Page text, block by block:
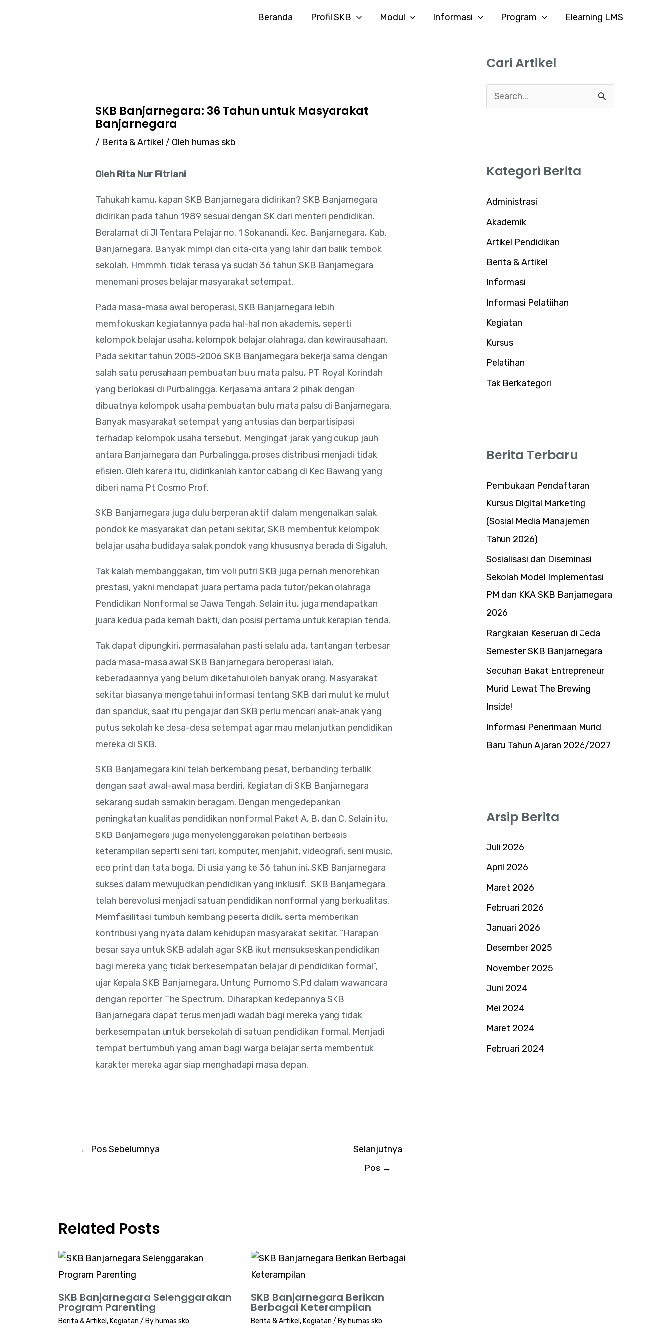
Beranda Profil SKB Modul Informasi Program Elearning LMS
SKB Banjarnegara: 36 Tahun untuk Masyarakat
Banjarnegara
/ Berita & Artikel / Oleh humas skb
Oleh Rita Nur Fitriani
Tahukah kamu, kapan SKB Banjarnegara didirikan? SKB Banjarnegara
didirikan pada tahun 1989 sesuai dengan SK dari menteri pendidikan.
Beralamat di Jl Tentara Pelajar no. 1 Sokanandi, Kec. Banjarnegara, Kab.
Banjarnegara. Banyak mimpi dan cita-cita yang lahir dari balik tembok
sekolah. Hmmmh, tidak terasa ya sudah 36 tahun SKB Banjarnegara
menemani proses belajar masyarakat setempat.
Pada masa-masa awal beroperasi, SKB Banjarnegara lebih
memfokuskan kegiatannya pada hal-hal non akademis, seperti
kelompok belajar usaha, kelompok belajar olahraga, dan kewirausahaan.
Pada sekitar tahun 2005-2006 SKB Banjarnegara bekerja sama dengan
salah satu perusahaan pembuatan bulu mata palsu, PT Royal Korindah
yang berlokasi di Purbalingga. Kerjasama antara 2 pihak dengan
dibuatnya kelompok usaha pembuatan bulu mata palsu di Banjarnegara.
Banyak masyarakat setempat yang antusias dan berpartisipasi
terhadap kelompok usaha tersebut. Mengingat jarak yang cukup jauh
antara Banjarnegara dan Purbalingga, proses distribusi menjadi tidak
efisien. Oleh karena itu, didirikanlah kantor cabang di Kec Bawang yang
diberi nama Pt Cosmo Prof.
SKB Banjarnegara juga dulu berperan aktif dalam mengenalkan salak
pondok ke masyarakat dan petani sekitar, SKB membentuk kelompok
belajar usaha budidaya salak pondok yang khususnya berada di Sigaluh.
Tak kalah membanggakan, tim voli putri SKB juga pernah menorehkan
prestasi, yakni mendapat juara pertama pada tutor/pekan olahraga
Pendidikan Nonformal se Jawa Tengah. Selain itu, juga mendapatkan
juara kedua pada kemah bakti, dan posisi pertama untuk kerapian tenda.
Tak dapat dipungkiri, permasalahan pasti selalu ada, tantangan terbesar
pada masa-masa awal SKB Banjarnegara beroperasi ialah,
keberadaannya yang belum diketahui oleh banyak orang. Masyarakat
sekitar biasanya mengetahui informasi tentang SKB dari mulut ke mulut
dan spanduk, saat itu pengajar dari SKB perlu mencari anak-anak yang
putus sekolah ke desa-desa setempat agar mau melanjutkan pendidikan
mereka di SKB.
SKB Banjarnegara kini telah berkembang pesat, berbanding terbalik
dengan saat awal-awal masa berdiri. Kegiatan di SKB Banjarnegara
sekarang sudah semakin beragam. Dengan mengedepankan
peningkatan kualitas pendidikan nonformal Paket A, B, dan C. Selain itu,
SKB Banjarnegara juga menyelenggarakan pelatihan berbasis
keterampilan seperti seni tari, komputer, menjahit, videografi, seni music,
eco print dan tata boga. Di usia yang ke 36 tahun ini, SKB Banjarnegara
sukses dalam mewujudkan pendidikan yang inklusif. SKB Banjarnegara
telah berevolusi menjadi satuan pendidikan nonformal yang berkualitas.
Memfasilitasi tumbuh kembang peserta didik, serta memberikan
kontribusi yang nyata dalam kehidupan masyarakat sekitar. “Harapan
besar saya untuk SKB adalah agar SKB ikut mensukseskan pendidikan
bagi mereka yang tidak berkesempatan belajar di pendidikan formal”,
ujar Kepala SKB Banjarnegara, Untung Purnomo S.Pd dalam wawancara
dengan reporter The Spectrum. Diharapkan kedepannya SKB
Banjarnegara dapat terus menjadi wadah bagi mereka yang tidak
berkesempatan untuk bersekolah di satuan pendidikan formal. Menjadi
tempat bertumbuh yang aman bagi warga belajar serta membentuk
karakter mereka agar siap menghadapi masa depan.
← Pos Sebelumnya
Selanjutnya
Pos →
Related Posts
SKB Banjarnegara Selenggarakan
Program Parenting
Berita & Artikel , Kegiatan / By humas skb
SKB Banjarnegara Berikan
Berbagai Keterampilan
Berita & Artikel , Kegiatan / By humas skb
Cari Artikel
u
t
u
k
:
Kategori Berita
Administrasi
Akademik
Artikel Pendidikan
Berita & Artikel
Informasi
Informasi Pelatiihan
Kegiatan
Kursus
Pelatihan
Tak Berkategori
Berita Terbaru
Pembukaan Pendaftaran
Kursus Digital Marketing
(Sosial Media Manajemen
Tahun 2026)
Sosialisasi dan Diseminasi
Sekolah Model Implementasi
PM dan KKA SKB Banjarnegara
2026
Rangkaian Keseruan di Jeda
Semester SKB Banjarnegara
Seduhan Bakat Entrepreneur
Murid Lewat The Brewing
Inside!
Informasi Penerimaan Murid
Baru Tahun Ajaran 2026/2027
Arsip Berita
Juli 2026
April 2026
Maret 2026
Februari 2026
Januari 2026
Desember 2025
November 2025
Juni 2024
Mei 2024
Maret 2024
Februari 2024